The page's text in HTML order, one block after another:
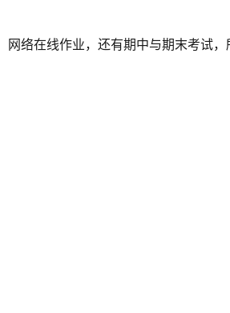
络在线作业，还有期中与期末考试，